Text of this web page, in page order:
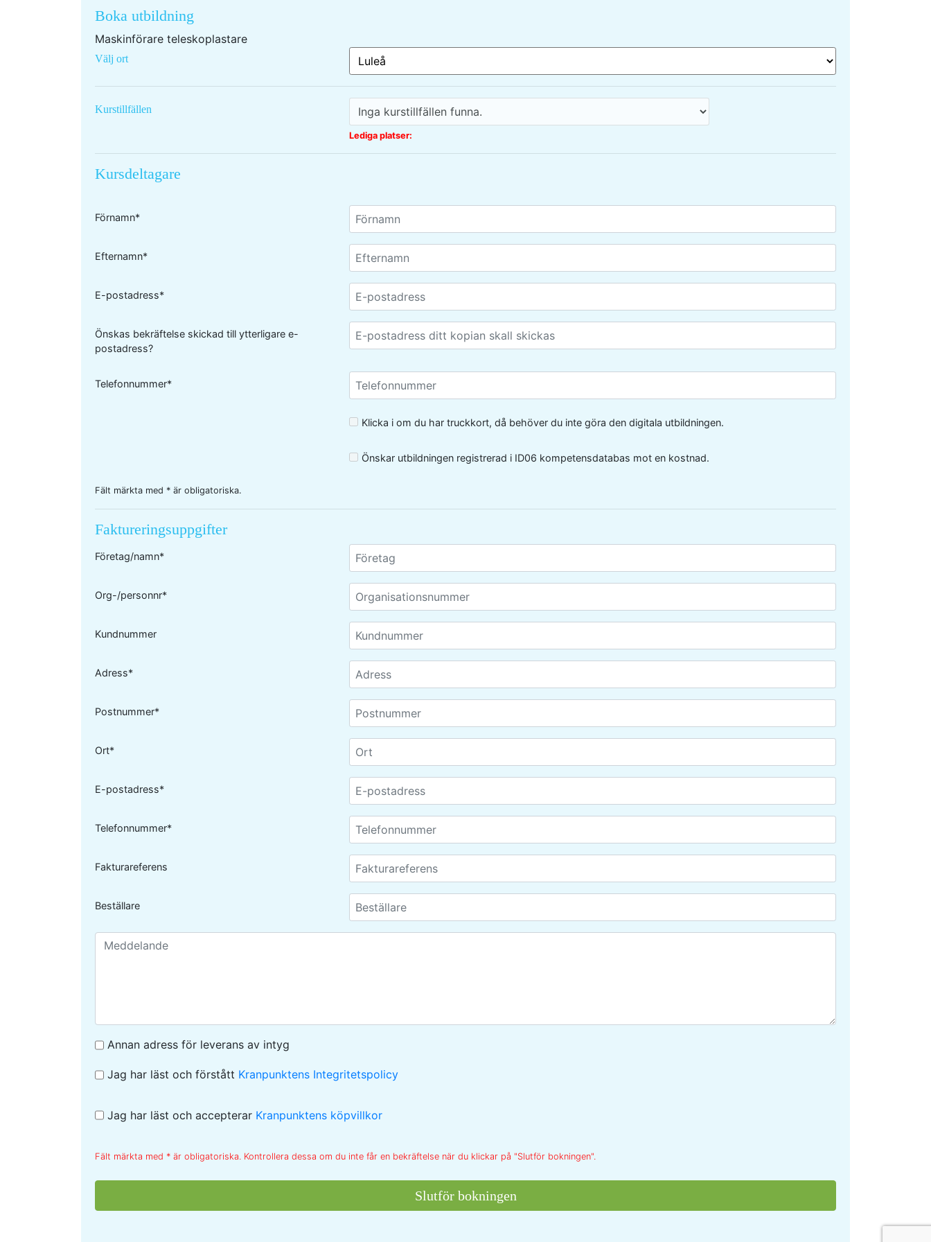
Boka utbildning
Maskinförare teleskoplastare
Välj ort
Kurstillfällen
Lediga platser:
Kursdeltagare
Förnamn*
Efternamn*
E-postadress*
Önskas bekräftelse skickad till ytterligare e-
postadress?
Telefonnummer*
Klicka i om du har truckkort, då behöver du inte göra den digitala utbildningen.
Önskar utbildningen registrerad i ID06 kompetensdatabas mot en kostnad.
Fält märkta med * är obligatoriska.
Faktureringsuppgifter
Företag/namn*
Org-/personnr*
Kundnummer
Adress*
Postnummer*
Ort*
E-postadress*
Telefonnummer*
Fakturareferens
Beställare
Annan adress för leverans av intyg
Jag har läst och förstått Kranpunktens Integritetspolicy
Jag har läst och accepterar Kranpunktens köpvillkor
Fält märkta med * är obligatoriska. Kontrollera dessa om du inte får en bekräftelse när du klickar på "Slutför bokningen".
Slutför bokningen